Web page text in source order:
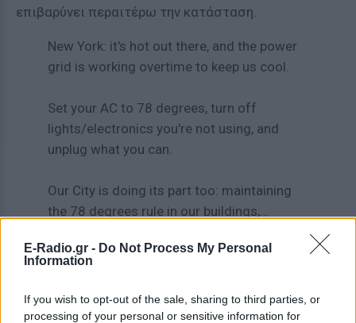
E-Radio.gr - Do Not Process My Personal
Information
If you wish to opt-out of the sale, sharing to third parties, or
processing of your personal or sensitive information for
επιβαρύνει περαιτέρω την κατάσταση.
New York: it's hot out there, and the power
grid is working overtime to keep us cool.
Set your AC to 78 degrees, turn off
lights/electronics you're not using, and
unplug what you can.
Our City is doing its part too: maintaining
the 78 degrees rule in our buildings,…
— Mayor Zohran Kwame Mamdani
(@NYCMayor)
[ΠΗΓΗ]